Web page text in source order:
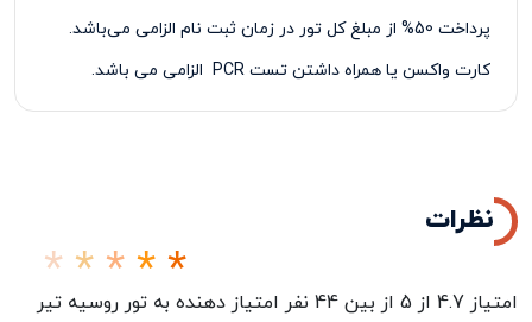
پرداخت 50% از مبلغ کل تور در زمان ثبت نام الزامی می‌باشد.
کارت واکسن یا همراه داشتن تست PCR الزامی می باشد.
نظرات
امتیاز 4.7 از 5 از بین 44 نفر امتیاز دهنده به تور روسیه تیر